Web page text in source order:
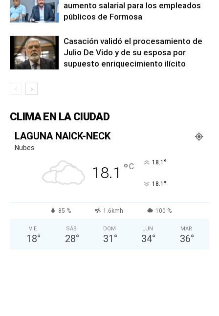
aumento salarial para los empleados
públicos de Formosa
Casación validó el procesamiento de
Julio De Vido y de su esposa por
supuesto enriquecimiento ilícito
CLIMA EN LA CIUDAD
LAGUNA NAICK-NECK
Nubes
18.1 °C 18.1 °
18.1 °
85 % 1.6kmh 100 %
VIE
18°
SÁB
28°
DOM
31 °
LUN
34°
MAR
36°